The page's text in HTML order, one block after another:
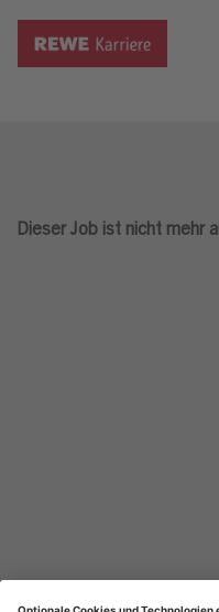
Dieser Job ist nicht mehr